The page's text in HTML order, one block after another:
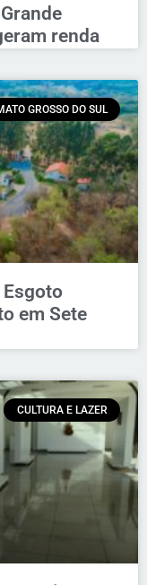
renda
GROSSO DO SUL
em Sete
CULTURA E LAZER